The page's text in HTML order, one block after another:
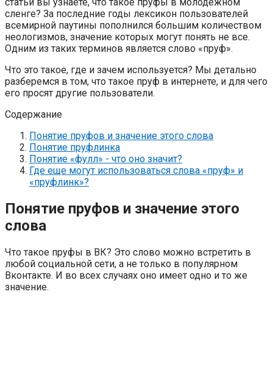
сленге? За последние годы лексикон пользователей
всемирной паутины пополнился большим количеством
неологизмов, значение которых могут понять не все.
Одним из таких терминов является слово «пруф».
Что это такое, где и зачем используется? Мы детально
разберемся в том, что такое пруф в интернете, и для чего
его просят другие пользователи.
Содержание
Понятие пруфов и значение этого слова
Понятие пруфлинка
Понятие «фулл» - что оно значит?
Где еще могут использоваться слова «пруф» и
«пруфлинк»?
Понятие пруфов и значение этого
слова
Что такое пруфы в ВК? Это слово можно встретить в
любой социальной сети, а не только в популярном
Вконтакте. И во всех случаях оно имеет одно и то же
значение.